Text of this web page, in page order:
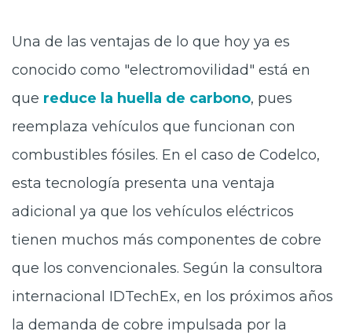
Una de las ventajas de lo que hoy ya es
conocido como "electromovilidad" está en
que reduce la huella de carbono, pues
reemplaza vehículos que funcionan con
combustibles fósiles. En el caso de Codelco,
esta tecnología presenta una ventaja
adicional ya que los vehículos eléctricos
tienen muchos más componentes de cobre
que los convencionales. Según la consultora
internacional IDTechEx, en los próximos años
la demanda de cobre impulsada por la